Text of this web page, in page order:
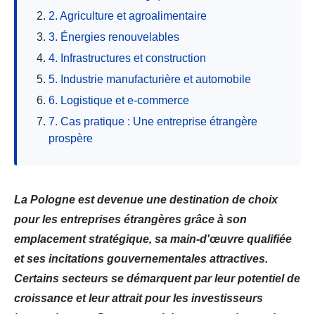
2. Agriculture et agroalimentaire
3. Énergies renouvelables
4. Infrastructures et construction
5. Industrie manufacturière et automobile
6. Logistique et e-commerce
7. Cas pratique : Une entreprise étrangère
prospère
La Pologne est devenue une destination de choix
pour les entreprises étrangères grâce à son
emplacement stratégique, sa main-d'œuvre qualifiée
et ses incitations gouvernementales attractives.
Certains secteurs se démarquent par leur potentiel de
croissance et leur attrait pour les investisseurs